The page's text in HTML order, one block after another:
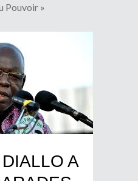
Pouvoir »
A